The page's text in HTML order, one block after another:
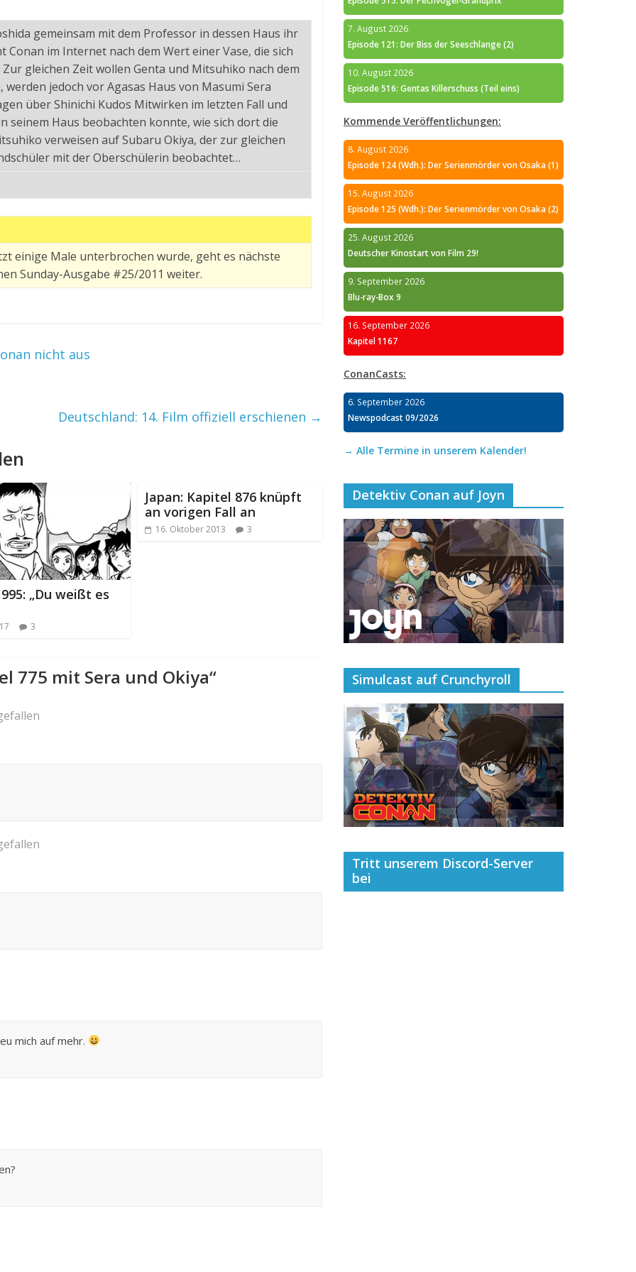
gemeinsam mit dem Professor in dessen Haus ihr
im Internet nach dem Wert einer Vase, die sich
gleichen Zeit wollen Genta und Mitsuhiko nach dem
jedoch vor Agasas Haus von Masumi Sera
über Shinichi Kudos Mitwirken im letzten Fall und
seinem Haus beobachten konnte, wie sich dort die
verweisen auf Subaru Okiya, der zur gleichen
mit der Oberschülerin beobachtet…
einige Male unterbrochen wurde, geht es nächste
Sunday-Ausgabe #25/2011 weiter.
nicht aus
Deutschland: 14. Film offiziell erschienen →
„Du weißt es
3
Japan: Kapitel 876 knüpft
an vorigen Fall an
16. Oktober 2013 3
775 mit Sera und Okiya“
mich auf mehr.
7. August 2026
Episode 121: Der Biss der Seeschlange (2)
10. August 2026
Episode 516: Gentas Killerschuss (Teil eins)
Kommende Veröffentlichungen:
8. August 2026
Episode 124 (Wdh.): Der Serienmörder von Osaka (1)
15. August 2026
Episode 125 (Wdh.): Der Serienmörder von Osaka (2)
25. August 2026
Deutscher Kinostart von Film 29!
9. September 2026
Blu-ray-Box 9
16. September 2026
Kapitel 1167
ConanCasts:
6. September 2026
Newspodcast 09/2026
→ Alle Termine in unserem Kalender!
Detektiv Conan auf Joyn
Simulcast auf Crunchyroll
Tritt unserem Discord-Server
bei